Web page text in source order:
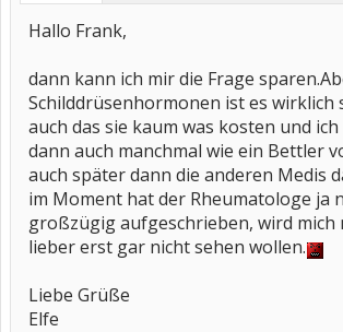
Hallo Frank,
dann kann ich mir die Frage
Schilddrüsenhormonen ist es wirklich
auch das sie kaum was kosten und
dann auch manchmal wie ein Bettler
auch später dann die anderen Medis
im Moment hat der Rheumatologe ja
großzügig aufgeschrieben, wird mich
lieber erst gar nicht sehen wollen.
Liebe Grüße
Elfe